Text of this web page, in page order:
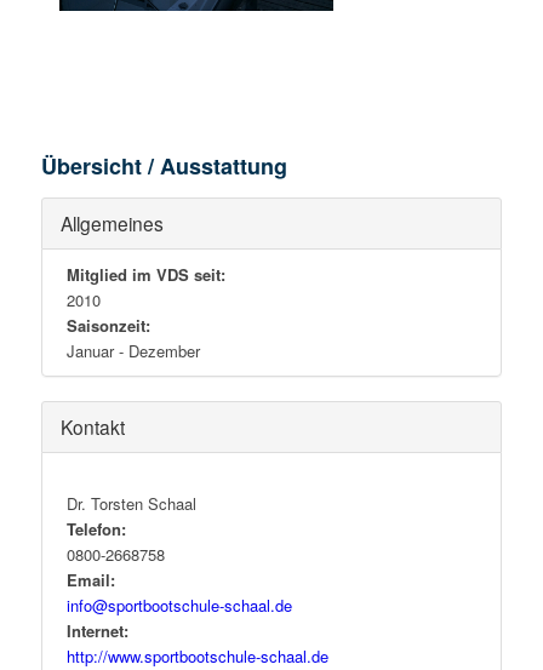
Übersicht / Ausstattung
Allgemeines
Mitglied im VDS seit:
2010
Saisonzeit:
Januar - Dezember
Kontakt
Dr. Torsten Schaal
Telefon:
0800-2668758
Email:
info@sportbootschule-schaal.de
Internet:
http://www.sportbootschule-schaal.de